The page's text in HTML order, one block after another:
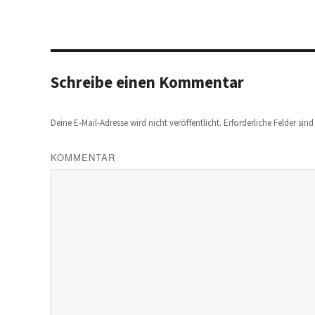
Schreibe einen Kommentar
Deine E-Mail-Adresse wird nicht veröffentlicht. Erforderliche Felder
KOMMENTAR